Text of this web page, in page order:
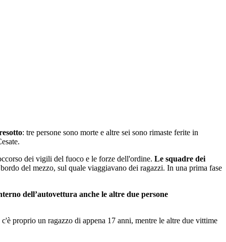
: tre persone sono morte e altre sei sono rimaste ferite in
dei vigili del fuoco e le forze dell'ordine. Le squadre dei
del mezzo, sul quale viaggiavano dei ragazzi. In una prima fase
dell’autovettura anche le altre due persone
proprio un ragazzo di appena 17 anni, mentre le altre due vittime